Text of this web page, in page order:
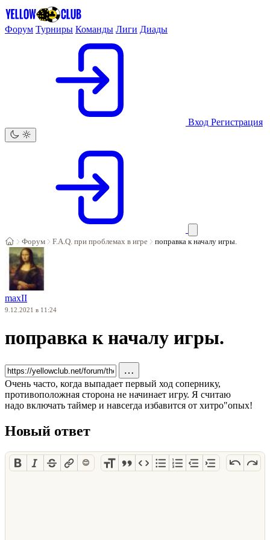
Форум Турниры Команды Лиги Диады
Вход Регистрация
Форум F.A.Q. при проблемах в игре поправка к началу игры.
maxII
9.12.2021 в 11:24
поправка к началу игры.
…
Очень часто, когда выпадает первый ход сопернику,
противоположная сторона не начинает игру. Я считаю
надо включать таймер и навсегда избавится от хитро"опых!
Новый ответ
😊